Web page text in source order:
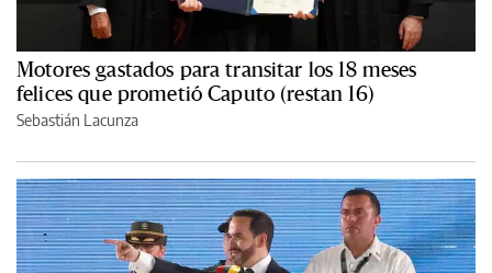
Motores gastados para transitar los 18 meses
felices que prometió Caputo (restan 16)
Sebastián Lacunza